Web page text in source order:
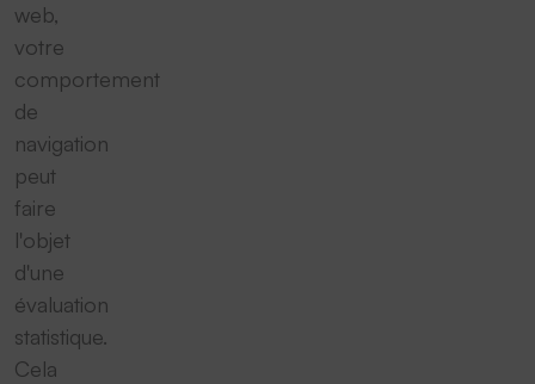
web,
votre
comportement
de
navigation
peut
faire
l'objet
d'une
évaluation
statistique.
Cela